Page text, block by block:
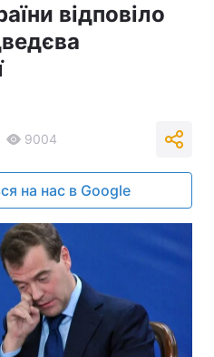
відповіло
9004
на нас в Google